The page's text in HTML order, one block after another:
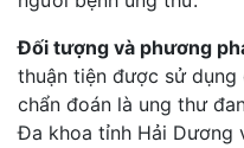
Đối tượng và phương
thuận tiện được sử
chẩn đoán là ung thư
Đa khoa tỉnh Hải Dương